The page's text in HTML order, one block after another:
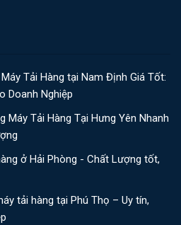
Tải Hàng tại Nam Định Giá Tốt:
Doanh Nghiệp
Máy Tải Hàng Tại Hưng Yên Nhanh
ở Hải Phòng - Chất Lượng tốt,
tải hàng tại Phú Thọ – Uy tín,